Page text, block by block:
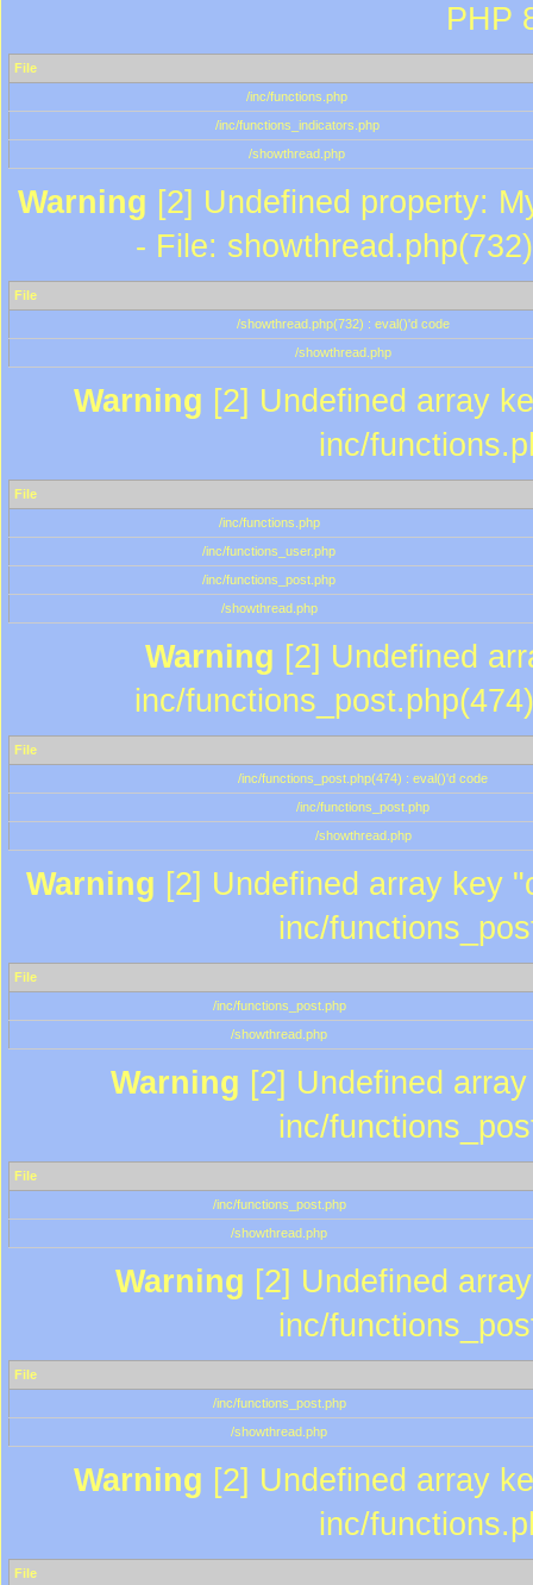
PHP
File
/inc/functions.php
/inc/functions_indicators.php
/showthread.php
Warning [2] Undefined property:
- File:
File
/showthread.php(732) : eval()'d code
/showthread.php
Warning [2] Undefined array
inc/
File
/inc/functions.php
/inc/functions_user.php
/inc/functions_post.php
/showthread.php
Warning [2] Undefined
inc/
File
/inc/functions_post.php(474) : eval()'d code
/inc/functions_post.php
/showthread.php
Warning [2] Undefined array key
inc/
File
/inc/functions_post.php
/showthread.php
Warning [2] Undefined
inc/
File
/inc/functions_post.php
/showthread.php
Warning [2] Undefined
inc/
File
/inc/functions_post.php
/showthread.php
Warning [2] Undefined array
inc/
File